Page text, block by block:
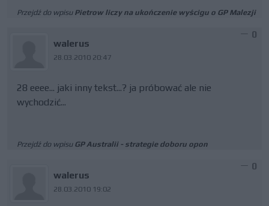
Przejdź do wpisu Pietrow liczy na ukończenie wyścigu o GP Malezji
walerus
28.03.2010 20:47
0
28 eeee... jaki inny tekst...? ja próbować ale nie
wychodzić...
Przejdź do wpisu GP Australii - strategie doboru opon
walerus
28.03.2010 19:02
0